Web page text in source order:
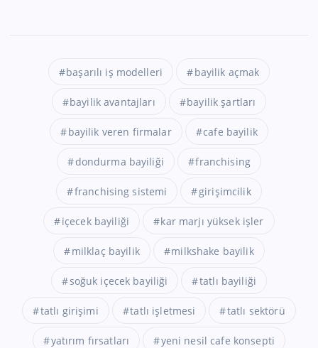
başarılı iş modelleri bayilik açmak
bayilik avantajları bayilik şartları
bayilik veren firmalar cafe bayilik
dondurma bayiliği franchising
franchising sistemi girişimcilik
içecek bayiliği kar marjı yüksek işler
milklaç bayilik milkshake bayilik
soğuk içecek bayiliği tatlı bayiliği
tatlı girişimi tatlı işletmesi tatlı sektörü
yatırım fırsatları yeni nesil cafe konsepti